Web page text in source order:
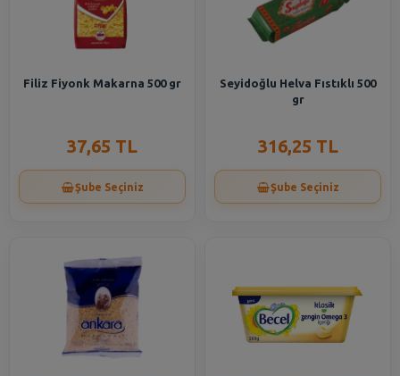
Filiz Fiyonk Makarna 500 gr
37,65 TL
Şube Seçiniz
Seyidoğlu Helva Fıstıklı 500
gr
316,25 TL
Şube Seçiniz